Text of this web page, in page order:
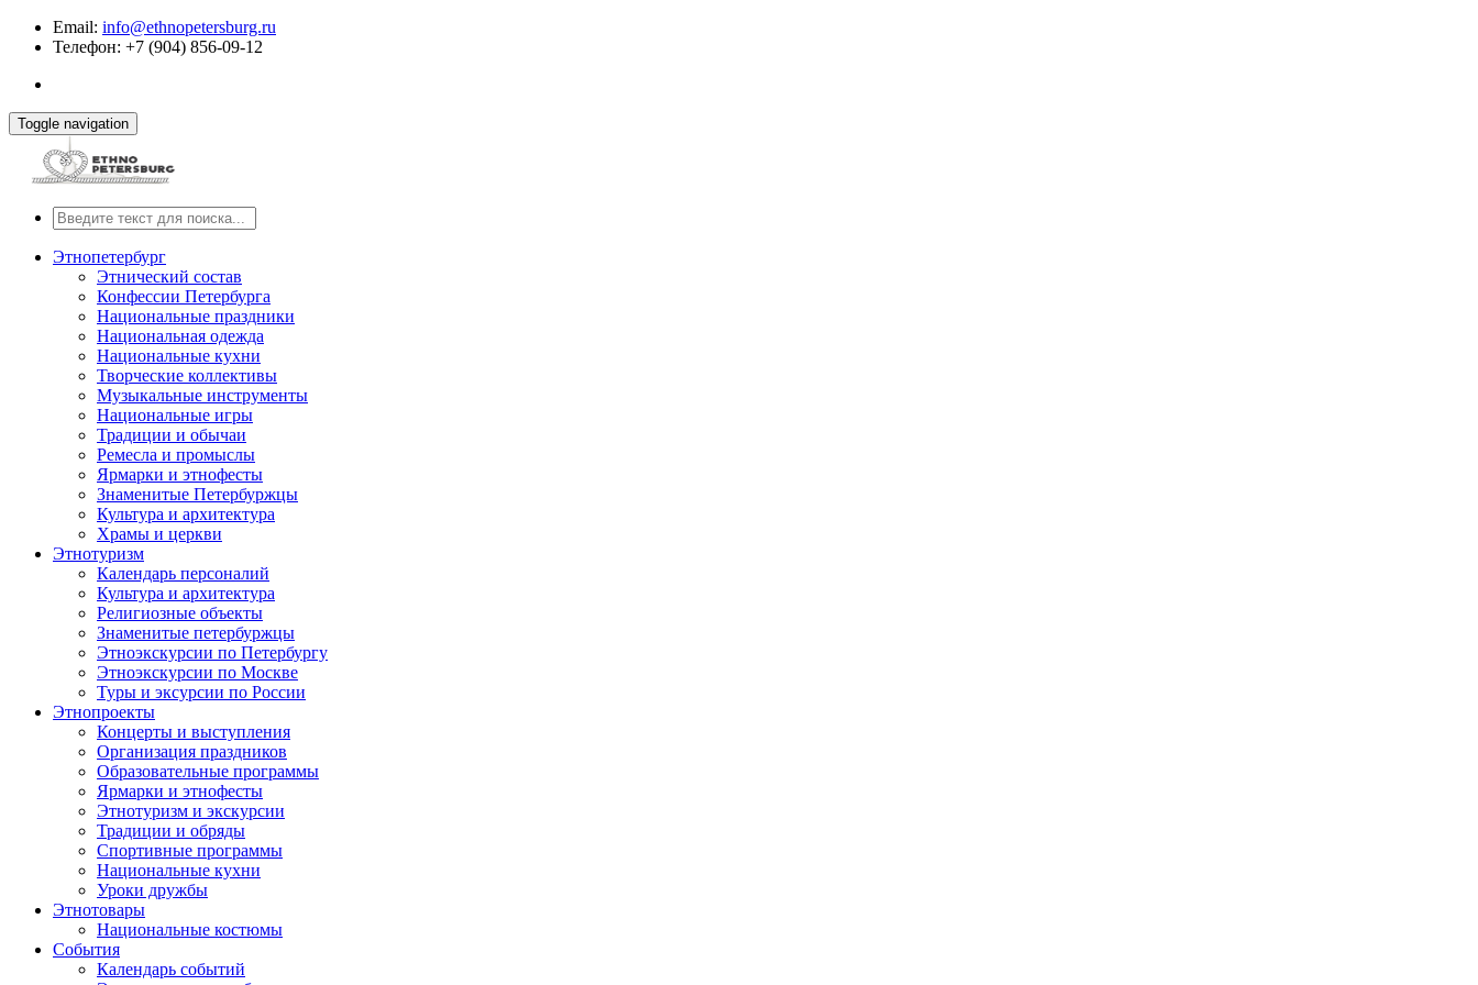
Email: info@ethnopetersburg.ru
Телефон: +7 (904) 856-09-12
Toggle navigation
Этнопетербург
Этнический состав
Конфессии Петербурга
Национальные праздники
Национальная одежда
Национальные кухни
Творческие коллективы
Музыкальные инструменты
Национальные игры
Традиции и обычаи
Ремесла и промыслы
Ярмарки и этнофесты
Знаменитые Петербуржцы
Культура и архитектура
Храмы и церкви
Этнотуризм
Календарь персоналий
Культура и архитектура
Религиозные объекты
Знаменитые петербуржцы
Этноэкскурсии по Петербургу
Этноэкскурсии по Москве
Туры и эксурсии по России
Этнопроекты
Концерты и выступления
Организация праздников
Образовательные программы
Ярмарки и этнофесты
Этнотуризм и экскурсии
Традиции и обряды
Спортивные программы
Национальные кухни
Уроки дружбы
Этнотовары
Национальные костюмы
События
Календарь событий